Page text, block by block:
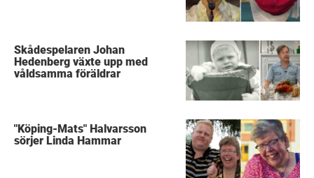
Skådespelaren Johan
Hedenberg växte upp med
våldsamma föräldrar
"Köping-Mats" Halvarsson
sörjer Linda Hammar